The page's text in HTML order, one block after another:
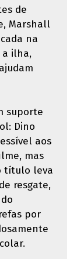
de
Marshall
na
a ilha,
suporte
Dino
aos
mas
título leva
resgate,
por